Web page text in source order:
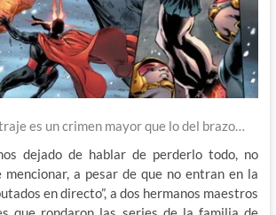
es un crimen mayor que lo del brazo…
dejado de hablar de perderlo todo, no
mencionar, a pesar de que no entran en la
en directo”, a dos hermanos maestros